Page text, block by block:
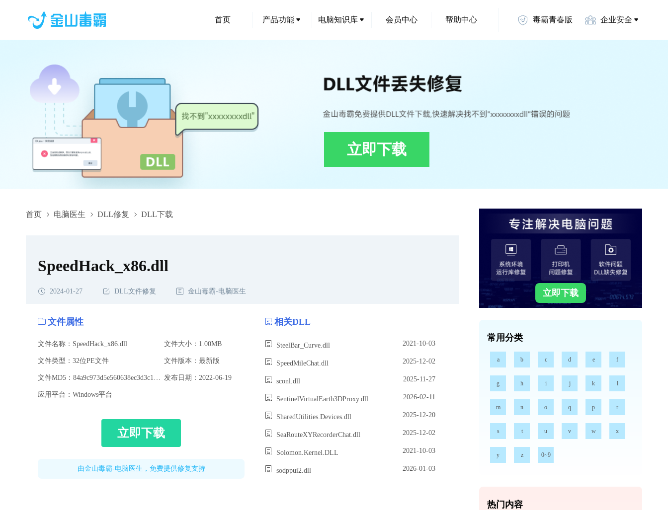
首页 产品功能 电脑知识库 会员中心 帮助中心 毒霸青春版 企业安全
立即下载
首页 电脑医生 DLL修复 DLL下载
SpeedHack_x86.dll,SpeedHack_x86.dll下载,SpeedHack_x86.dll修复
SpeedHack_x86.dll
2024-01-27 DLL文件修复 金山毒霸-电脑医生
文件属性
文件名称：SpeedHack_x86.dll 文件大小：1.00MB
文件类型：32位PE文件 文件版本：最新版
发布日期：2022-06-19
应用平台：Windows平台
立即下载
由金山毒霸-电脑医生，免费提供修复支持
相关DLL
SteelBar_Curve.dll 2021-10-03
SpeedMileChat.dll 2025-12-02
sconl.dll 2025-11-27
SentinelVirtualEarth3DProxy.dll 2026-02-11
SharedUtilities.Devices.dll 2025-12-20
SeaRouteXYRecorderChat.dll 2025-12-02
Solomon.Kernel.DLL 2021-10-03
sodppui2.dll 2026-01-03
立即下载
常用分类
a b c d e f
g h i j k l
m n o q p r
s t u v w x
y z 0~9
热门内容